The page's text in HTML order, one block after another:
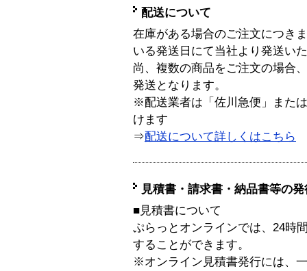
配送について
在庫がある場合のご注文につき
いる発送日にて当社より発送い
尚、複数の商品をご注文の場合
発送となります。
※配送業者は「佐川急便」また
けます
⇒配送について詳しくはこちら
見積書・請求書・納品書等の
■見積書について
ぷらっとオンラインでは、24時
することができます。
※オンライン見積書発行には、